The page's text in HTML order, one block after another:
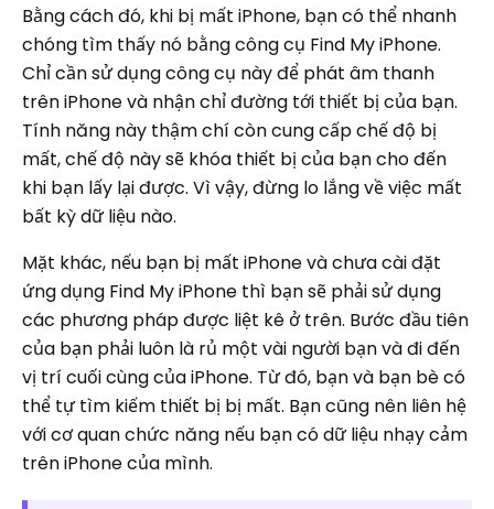
Bằng cách đó, khi bị mất iPhone, bạn có thể nhanh
chóng tìm thấy nó bằng công cụ Find My iPhone.
Chỉ cần sử dụng công cụ này để phát âm thanh
trên iPhone và nhận chỉ đường tới thiết bị của bạn.
Tính năng này thậm chí còn cung cấp chế độ bị
mất, chế độ này sẽ khóa thiết bị của bạn cho đến
khi bạn lấy lại được. Vì vậy, đừng lo lắng về việc mất
bất kỳ dữ liệu nào.
Mặt khác, nếu bạn bị mất iPhone và chưa cài đặt
ứng dụng Find My iPhone thì bạn sẽ phải sử dụng
các phương pháp được liệt kê ở trên. Bước đầu tiên
của bạn phải luôn là rủ một vài người bạn và đi đến
vị trí cuối cùng của iPhone. Từ đó, bạn và bạn bè có
thể tự tìm kiếm thiết bị bị mất. Bạn cũng nên liên hệ
với cơ quan chức năng nếu bạn có dữ liệu nhạy cảm
trên iPhone của mình.